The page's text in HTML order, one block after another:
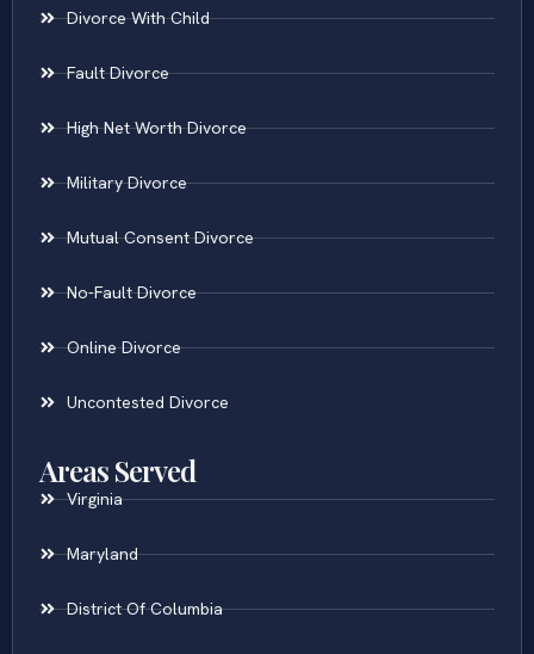
Divorce With Child
Fault Divorce
High Net Worth Divorce
Military Divorce
Mutual Consent Divorce
No-Fault Divorce
Online Divorce
Uncontested Divorce
Areas Served
Virginia
Maryland
District Of Columbia